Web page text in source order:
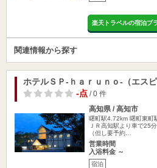
楽天トラベルの宿泊プ
関連情報から探す
ホテルＳＰ‐ｈａｒｕｎｏ‐（エス
-点/ 0 件
高知県 / 高知市
曙町駅4.72km 曙町東町
ＪＲ高知駅より車で25
（但し要予約…
営業時間
入浴料金 ～
宿泊